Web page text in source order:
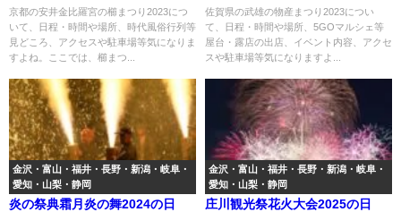
場やアクセスは？
京都の安井金比羅宮の櫛まつり2023につ
いて、日程・時間や場所、時代風俗行列等
見どころ、アクセスや駐車場等気になりま
すよね。ここでは、櫛まつ...
アクセスは？
佐賀県の武雄の物産まつり2023につい
て、日程・時間や場所、5GOマルシェ等
屋台・露店の出店、イベント内容、アクセ
スや駐車場等気になりますよ...
金沢・富山・福井・長野・新潟・岐阜・
愛知・山梨・静岡
炎の祭典霜月炎の舞2024の日
金沢・富山・福井・長野・新潟・岐阜・
愛知・山梨・静岡
庄川観光祭花火大会2025の日